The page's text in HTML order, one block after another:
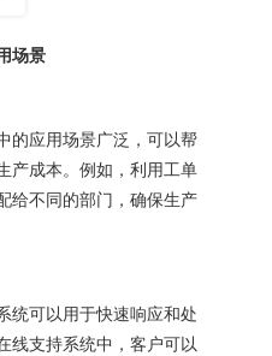
场景
应用场景广泛，可以帮
产成本。例如，利用工单
给不同的部门，确保生产
可以用于快速响应和处
线支持系统中，客户可以